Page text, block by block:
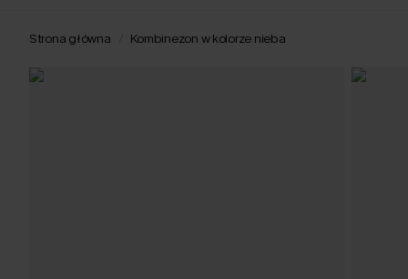
Strona główna Kombinezon w kolorze nieba